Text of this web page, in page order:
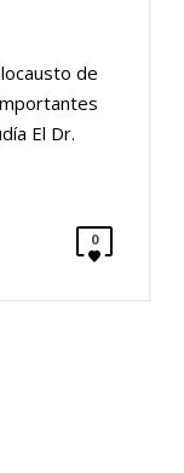
de
El Dr.
0